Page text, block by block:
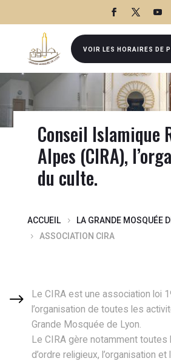
VOIR LES HORAIRES DE
Conseil Islamique
Alpes (CIRA), l’o
du culte.
ACCUEIL
LA GRANDE MOSQUÉE
ASSOCIATION CIRA
Le CIRA est une association loi
l’organisation de toutes les
Grande Mosquée de Lyon.
Le CIRA gère notamment
d’ordre religieux, l’organisation